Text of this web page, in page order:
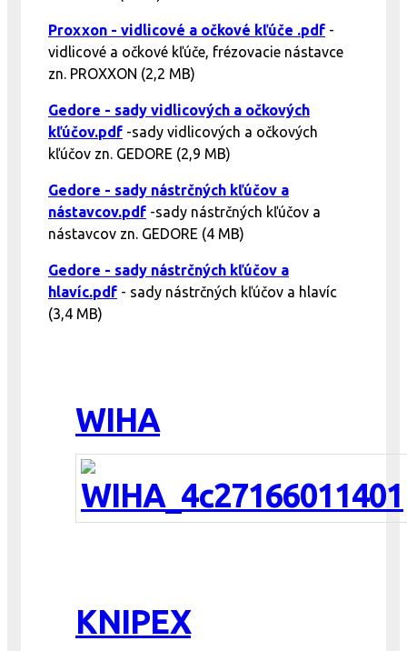
Proxxon - vidlicové a očkové kľúče .pdf -
vidlicové a očkové kľúče, frézovacie nástavce
zn. PROXXON (2,2 MB)
Gedore - sady vidlicových a očkových
kľúčov.pdf -sady vidlicových a očkových
kľúčov zn. GEDORE (2,9 MB)
Gedore - sady nástrčných kľúčov a
nástavcov.pdf -sady nástrčných kľúčov a
nástavcov zn. GEDORE (4 MB)
Gedore - sady nástrčných kľúčov a
hlavíc.pdf - sady nástrčných kľúčov a hlavíc
(3,4 MB)
WIHA
KNIPEX